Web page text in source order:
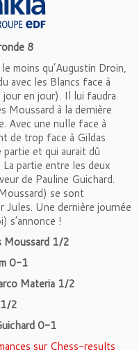
8
moins qu’Augustin Droin,
avec les Blancs face à
jour en jour). Il lui faudra
Moussard à la dernière
Avec une nulle face à
de trop face à Gildas
et qui aurait dû
partie entre les deux
de Pauline Guichard.
se sont
Une dernière journée
s’annonce !
1/2
0-1
Materia 1/2
2
0-1
sur Chess-results